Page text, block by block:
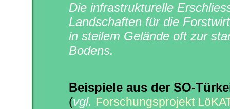
Die infrastrukturelle
Landschaften für die
in steilem Gelände oft zur
Bodens.
Beispiele aus der SO-
(vgl. Forschungsprojekt